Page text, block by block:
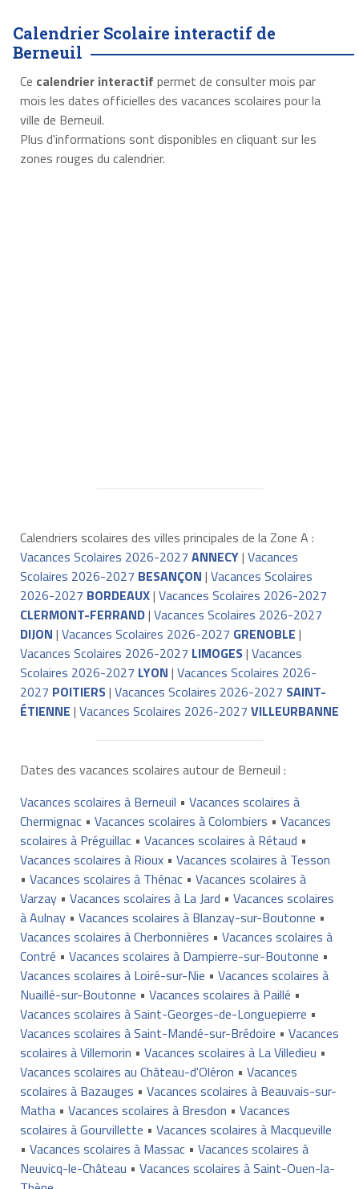
Calendrier Scolaire interactif de
Berneuil
Ce calendrier interactif permet de consulter mois par
mois les dates officielles des vacances scolaires pour la
ville de Berneuil.
Plus d'informations sont disponibles en cliquant sur les
zones rouges du calendrier.
Calendriers scolaires des villes principales de la Zone A :
Vacances Scolaires 2026-2027 ANNECY| Vacances
Scolaires 2026-2027 BESANÇON | Vacances Scolaires
2026-2027 BORDEAUX| Vacances Scolaires 2026-2027
CLERMONT-FERRAND| Vacances Scolaires 2026-2027
DIJON | Vacances Scolaires 2026-2027 GRENOBLE |
Vacances Scolaires 2026-2027 LIMOGES| Vacances
Scolaires 2026-2027 LYON | Vacances Scolaires 2026-
2027 POITIERS| Vacances Scolaires 2026-2027 SAINT-
ÉTIENNE | Vacances Scolaires 2026-2027 VILLEURBANNE
Dates des vacances scolaires autour de Berneuil :
Vacances scolaires à Berneuil • Vacances scolaires à
Chermignac• Vacances scolaires à Colombiers • Vacances
scolaires à Préguillac• Vacances scolaires à Rétaud •
Vacances scolaires à Rioux• Vacances scolaires à Tesson
• Vacances scolaires à Thénac• Vacances scolaires à
Varzay• Vacances scolaires à La Jard • Vacances scolaires
à Aulnay• Vacances scolaires à Blanzay-sur-Boutonne •
Vacances scolaires à Cherbonnières • Vacances scolaires à
Contré • Vacances scolaires à Dampierre-sur-Boutonne •
Vacances scolaires à Loiré-sur-Nie • Vacances scolaires à
Nuaillé-sur-Boutonne • Vacances scolaires à Paillé •
Vacances scolaires à Saint-Georges-de-Longuepierre •
Vacances scolaires à Saint-Mandé-sur-Brédoire • Vacances
scolaires à Villemorin • Vacances scolaires à La Villedieu •
Vacances scolaires au Château-d'Oléron • Vacances
scolaires à Bazauges • Vacances scolaires à Beauvais-sur-
Matha• Vacances scolaires à Bresdon • Vacances
scolaires à Gourvillette • Vacances scolaires à Macqueville
• Vacances scolaires à Massac• Vacances scolaires à
Neuvicq-le-Château • Vacances scolaires à Saint-Ouen-la-